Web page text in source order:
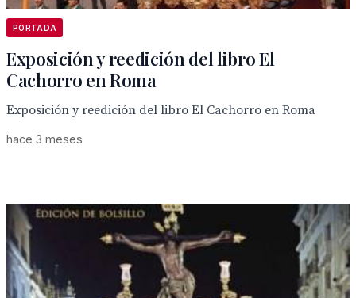
PORTADA
Exposición y reedición del libro El
Cachorro en Roma
Exposición y reedición del libro El Cachorro en Roma
hace 3 meses